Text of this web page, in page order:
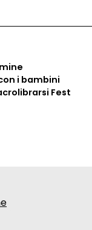
i bambini
Fest